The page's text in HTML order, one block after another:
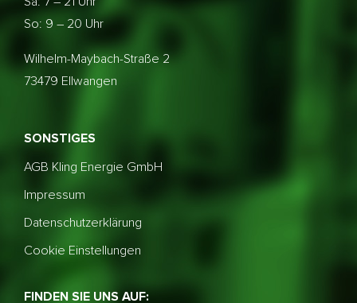
So: 9 – 20 Uhr
Wilhelm-Maybach-Straße 2
73479 Ellwangen
SONSTIGES
AGB Kling Energie GmbH
Impressum
Datenschutzerklärung
Cookie Einstellungen
FINDEN SIE UNS AUF: